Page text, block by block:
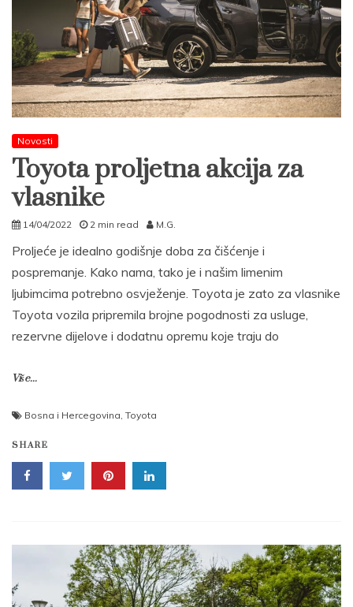
Novosti
Toyota proljetna akcija za
vlasnike
14/04/2022 2 min read M.G.
Proljeće je idealno godišnje doba za čišćenje i
pospremanje. Kako nama, tako je i našim limenim
ljubimcima potrebno osvježenje. Toyota je zato za vlasnike
Toyota vozila pripremila brojne pogodnosti za usluge,
rezervne dijelove i dodatnu opremu koje traju do
Više...
Bosna i Hercegovina Toyota
SHARE